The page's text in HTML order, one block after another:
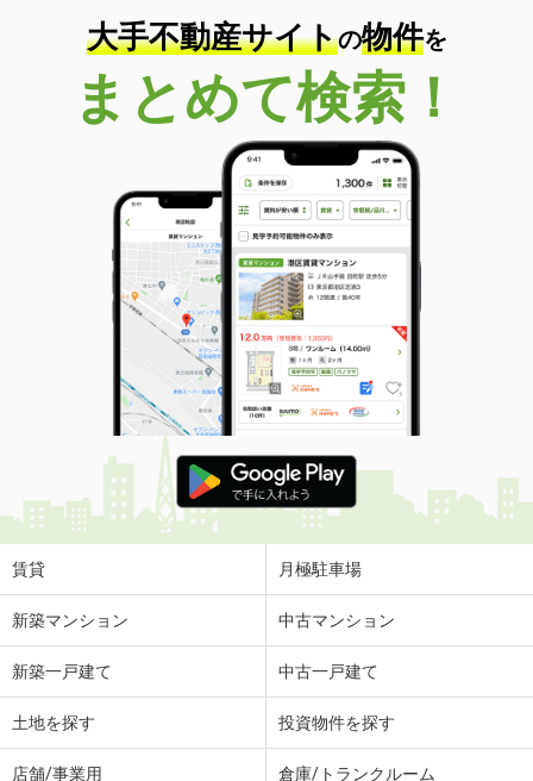
大手不動産サイトの物件を
まとめて検索！
賃貸 月極駐車場
新築マンション 中古マンション
新築一戸建て 中古一戸建て
土地を探す 投資物件を探す
店舗/事業用 倉庫/トランクルーム